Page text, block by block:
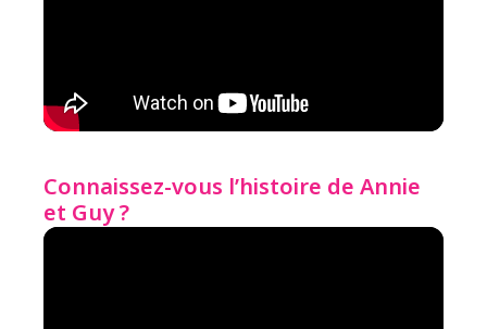
Connaissez-vous l’histoire de Annie
et Guy ?